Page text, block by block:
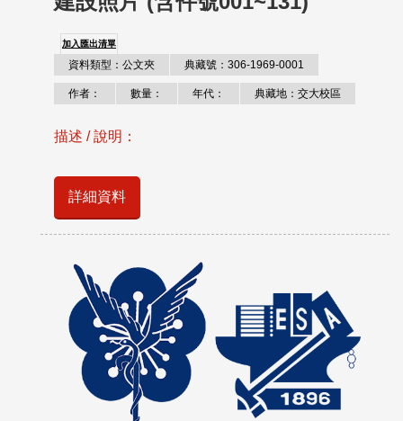
加入匯出清單
資料類型：公文夾 典藏號：306-1969-0001
作者： 數量： 年代： 典藏地：交大校區
描述 / 說明：
詳細資料